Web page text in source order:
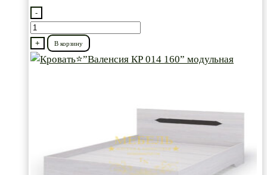
-
Количество
товара
Кровать⭐”Валенсия
+ В корзину